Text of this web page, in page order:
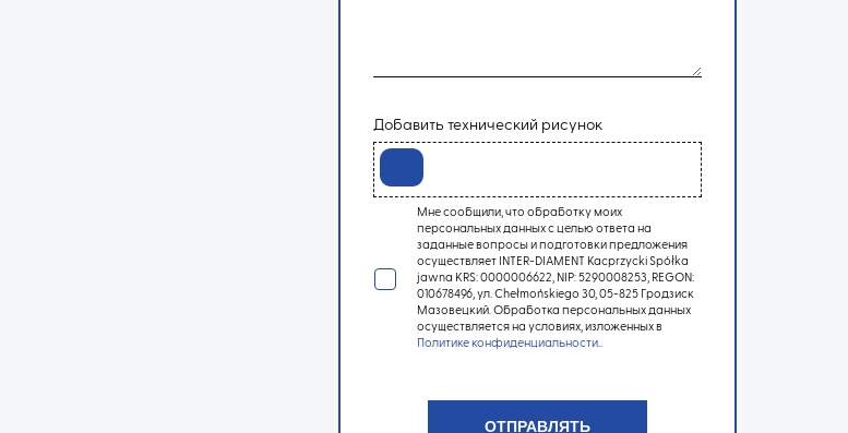
Добавить технический рисунок
Мне сообщили, что обработку моих
персональных данных с целью ответа на
заданные вопросы и подготовки предложения
осуществляет INTER-DIAMENT Kacprzycki Spółka
jawna KRS: 0000006622, NIP: 5290008253, REGON:
010678496, ул. Chełmońskiego 30, 05-825 Гродзиск
Мазовецкий. Обработка персональных данных
осуществляется на условиях, изложенных в
Политике конфиденциальности